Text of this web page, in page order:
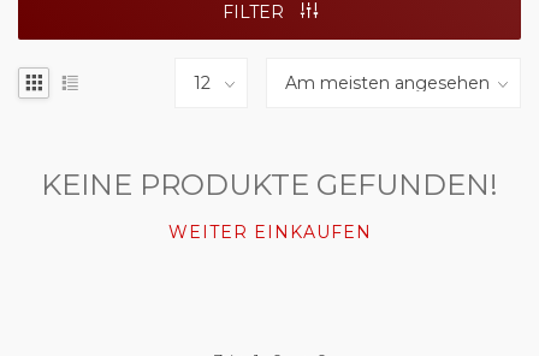
FILTER
KEINE PRODUKTE GEFUNDEN!
WEITER EINKAUFEN